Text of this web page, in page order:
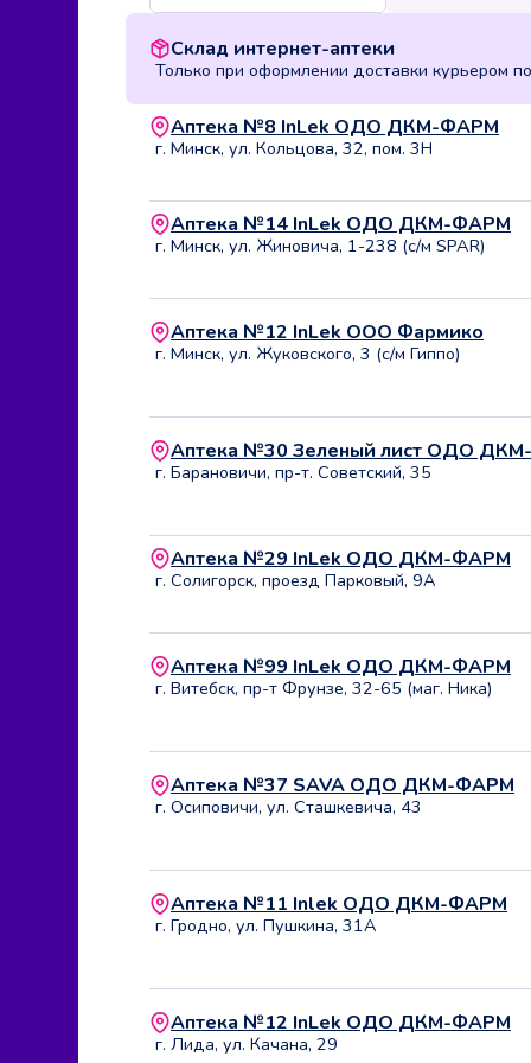
Склад интернет-аптеки
Только при оформлении доставки курьером
Аптека №8 InLek ОДО ДКМ-ФАРМ
г. Минск, ул. Кольцова, 32, пом. 3Н
Аптека №14 InLek ОДО ДКМ-ФАРМ
г. Минск, ул. Жиновича, 1-238 (с/м SPAR)
Аптека №12 InLek ООО Фармико
г. Минск, ул. Жуковского, 3 (с/м Гиппо)
Аптека №30 Зеленый лист ОДО
г. Барановичи, пр-т. Советский, 35
Аптека №29 InLek ОДО ДКМ-ФАРМ
г. Солигорск, проезд Парковый, 9А
Аптека №99 InLek ОДО ДКМ-ФАРМ
г. Витебск, пр-т Фрунзе, 32-65 (маг. Ника)
Аптека №37 SAVA ОДО ДКМ-ФАРМ
г. Осиповичи, ул. Сташкевича, 43
Аптека №11 Inlek ОДО ДКМ-ФАРМ
г. Гродно, ул. Пушкина, 31А
Аптека №12 InLek ОДО ДКМ-ФАРМ
г. Лида, ул. Качана, 29